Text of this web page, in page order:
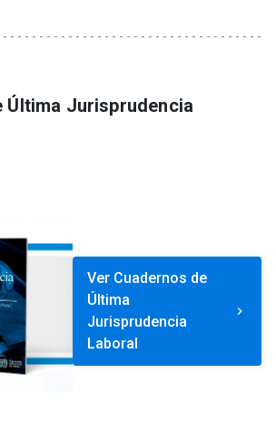
Última Jurisprudencia
Ver Cuadernos de
Última
Jurisprudencia
Laboral
keyboard_arrow_right